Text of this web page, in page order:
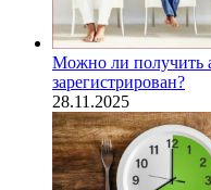
Можно ли получить
зарегистрирован?
28.11.2025